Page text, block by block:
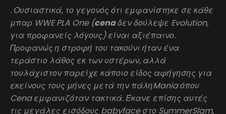
. Ουσιαστικά, το γεγονός ότι εμφανίστηκε σε κάθε
μπαρ WWE PLA One (cenaδεν δούλεψε Evolution,
για προφανείς λόγους) είναι αξιέπαινο.
Προφανώς η στροφή του τακούνι ήταν ένα
τεράστιο λάθος εκ των υστέρων, αλλά
τουλάχιστον παρείχε κάποιο είδος αφήγησης για
εκείνους τους μήνες μετά την πάληMania όπου
Cena εμφανιζόταν τακτικά. Έκανε επίσης αυτές
τις μεγάλες εισόδους babyface στο SummerSlam,